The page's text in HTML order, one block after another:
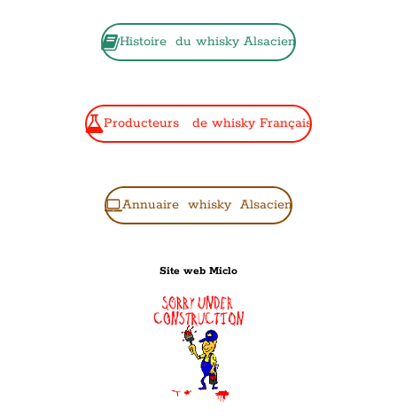
Histoire du whisky Alsacien
Producteurs de whisky Français
Annuaire whisky Alsacien
Site web Miclo